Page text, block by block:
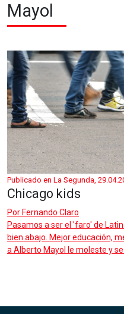
Mayol
Publicado en La Segunda,
Chicago kids
Por Fernando Claro
Pasamos a ser el 'faro' de
bien abajo. Mejor educación,
a Alberto Mayol le moleste y se